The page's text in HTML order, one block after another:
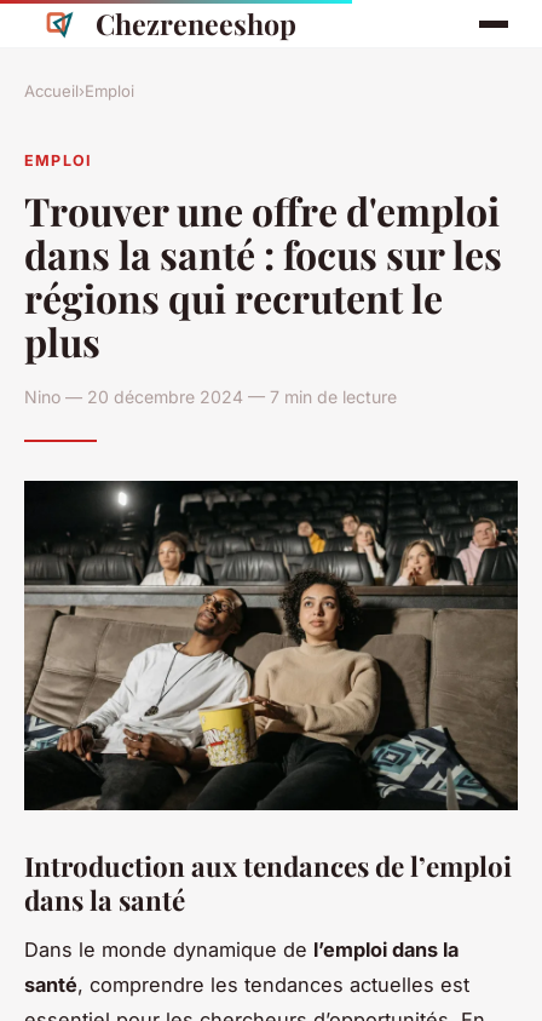
Chezreneeshop
Accueil›Emploi
EMPLOI
Trouver une offre d'emploi
dans la santé : focus sur les
régions qui recrutent le
plus
Nino — 20 décembre 2024 — 7 min de lecture
Introduction aux tendances de l’emploi
dans la santé
Dans le monde dynamique de l’emploi dans la
santé, comprendre les tendances actuelles est